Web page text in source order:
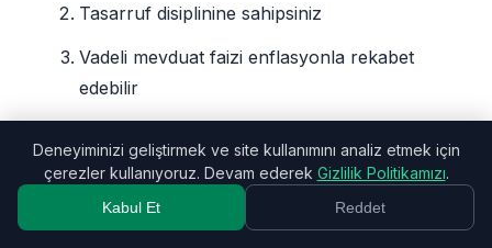
Tasarruf disiplinine sahipsiniz
Vadeli mevduat faizi enflasyonla rekabet
edebilir
birleştirebilirsiniz
Taksitli Alışveriş Mantıklıdır Eğer:
Deneyiminizi geliştirmek ve site kullanımını analiz etmek için
çerezler kullanıyoruz. Devam ederek Gizlilik Politikamızı.
Kabul Et Reddet